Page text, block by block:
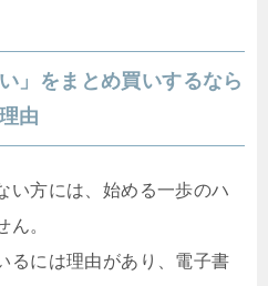
」をまとめ買いするなら
由
い方には、始める一歩のハ
ん。
るには理由があり、電子書